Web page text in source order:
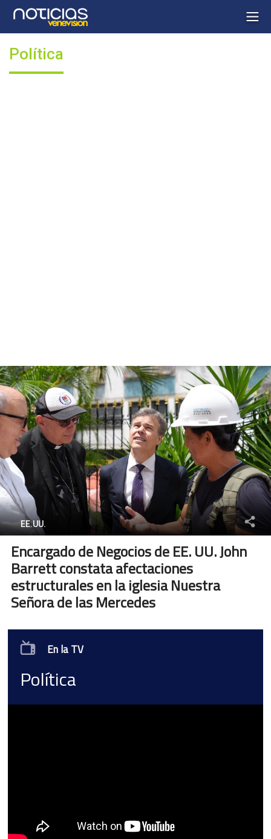
Política
EE.UU.
Encargado de Negocios de EE. UU. John
Barrett constata afectaciones
estructurales en la iglesia Nuestra
Señora de las Mercedes
En la TV
Política